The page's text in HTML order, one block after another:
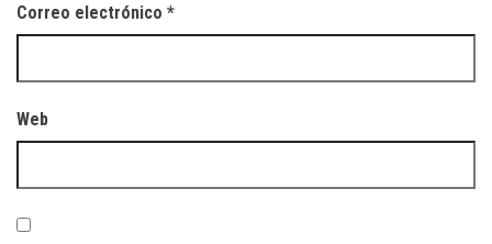
Correo electrónico *
Web